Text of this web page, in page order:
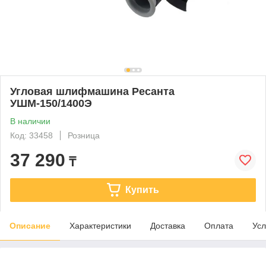
Угловая шлифмашина Ресанта
УШМ-150/1400Э
В наличии
Код: 33458
Розница
37 290 ₸
Купить
Описание Характеристики Доставка Оплата